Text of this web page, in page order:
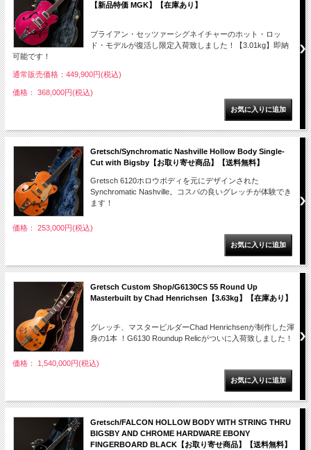
【新品特価 MGK】【在庫あり】
ブライアン・セッツァーシグネイチャーのホット・ロッ
ド・モデルが復活し限定入荷致しました！【3.01kg】即納
可能です！
通常販売価格：449,900円(税込)
価格： 368,000円(税込)
Gretsch/Synchromatic Nashville Hollow Body Single-
Cut with Bigsby【お取り寄せ商品】【送料無料】
Gretsch 6120ホロウボディを元にデザインされた
Synchromatic Nashville。コスパの良いグレッチが体験でき
ます！
価格： 253,000円(税込)
Gretsch Custom Shop/G6130CS 55 Round Up
Masterbuilt by Chad Henrichsen【3.63kg】【在庫あり】
グレッチ、マスタービルダーChad Henrichsenが制作した渾
身の1本 ！G6130 Roundup Relicがついに入荷致しました！
価格： 1,540,000円(税込)
Gretsch/FALCON HOLLOW BODY WITH STRING THRU
BIGSBY AND CHROME HARDWARE EBONY
FINGERBOARD BLACK【お取り寄せ商品】【送料無料】